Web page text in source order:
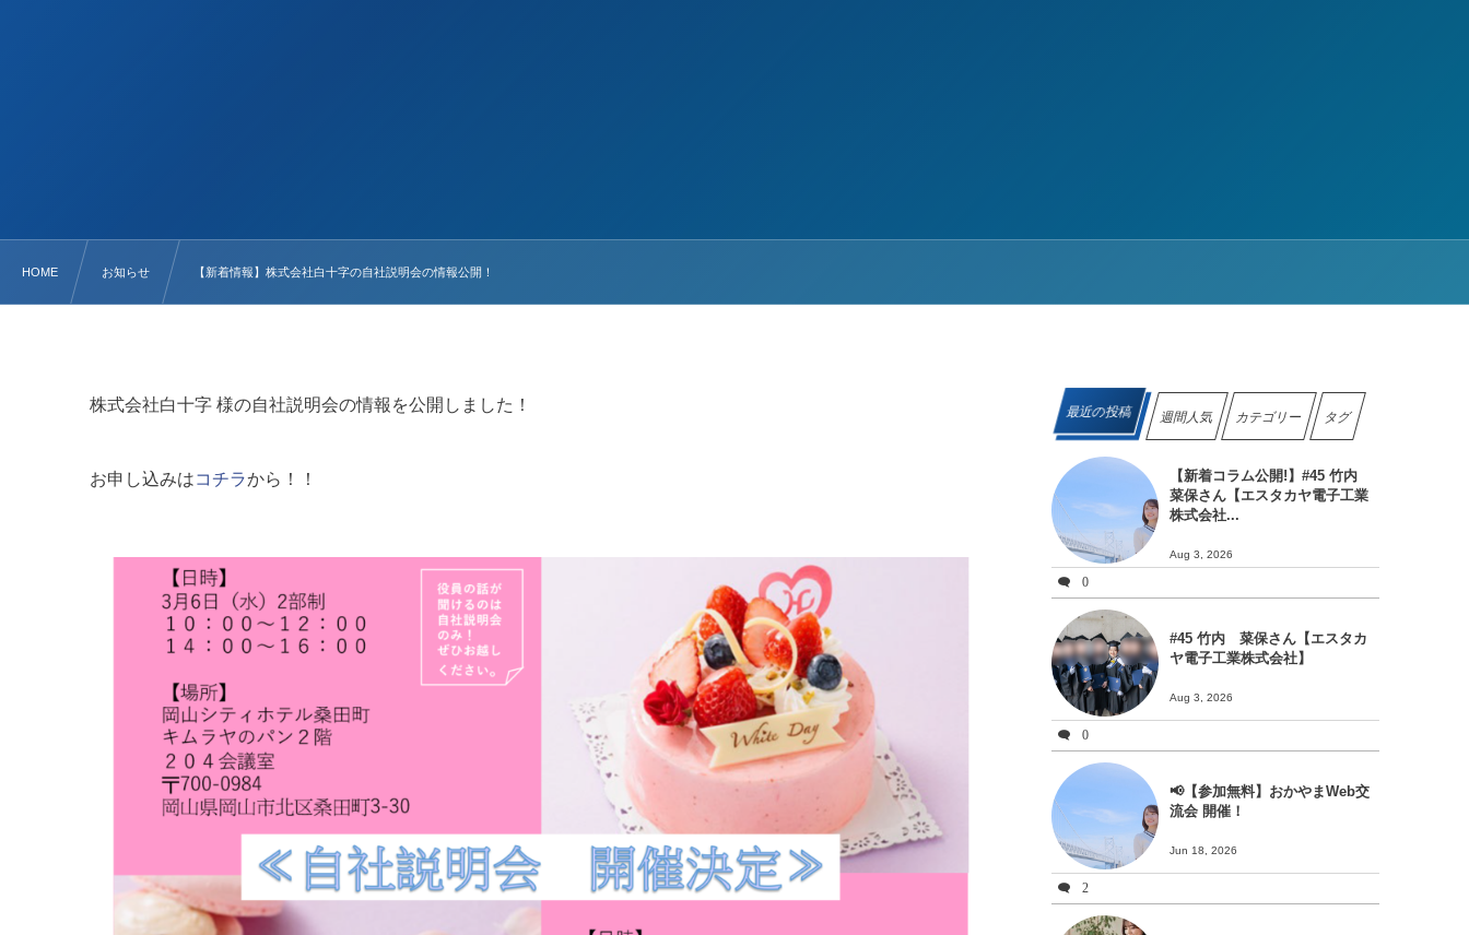
HOME お知らせ 【新着情報】株式会社白十字の自社説明会の情報公開！
株式会社白十字 様の自社説明会の情報を公開しました！
お申し込みはコチラから！！
最近の投稿 週間人気 カテゴリー タグ
【新着コラム公開!】#45 竹内
菜保さん【エスタカヤ電子工業
株式会社...
Aug 3, 2026
0
#45 竹内 菜保さん【エスタカ
ヤ電子工業株式会社】
Aug 3, 2026
0
📢【参加無料】おかやまWeb交
流会 開催！
Jun 18, 2026
2